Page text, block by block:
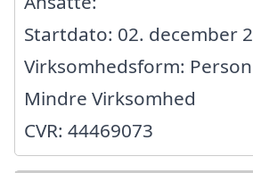
Startdato: 02. december
Virksomhedsform:
Mindre Virksomhed
CVR: 44469073